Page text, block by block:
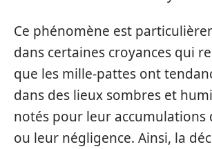
Ce phénomène est
dans certaines croyances qui
que les mille-pattes ont
dans des lieux sombres et
notés pour leur accumulations
ou leur négligence. Ainsi, la